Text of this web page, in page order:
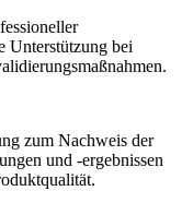
Unterstützung bei
zum Nachweis der
und -ergebnissen